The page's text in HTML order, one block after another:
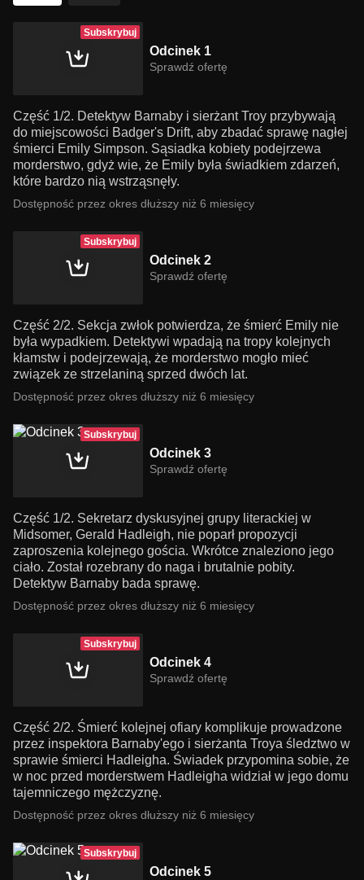
Subskrybuj
Odcinek 1
Sprawdź ofertę
Część 1/2. Detektyw Barnaby i sierżant Troy przybywają
do miejscowości Badger's Drift, aby zbadać sprawę nagłej
śmierci Emily Simpson. Sąsiadka kobiety podejrzewa
morderstwo, gdyż wie, że Emily była świadkiem zdarzeń,
które bardzo nią wstrząsnęły.
Dostępność przez okres dłuższy niż 6 miesięcy
Subskrybuj
Odcinek 2
Sprawdź ofertę
Część 2/2. Sekcja zwłok potwierdza, że śmierć Emily nie
była wypadkiem. Detektywi wpadają na tropy kolejnych
kłamstw i podejrzewają, że morderstwo mogło mieć
związek ze strzelaniną sprzed dwóch lat.
Dostępność przez okres dłuższy niż 6 miesięcy
Subskrybuj
Odcinek 3
Sprawdź ofertę
Część 1/2. Sekretarz dyskusyjnej grupy literackiej w
Midsomer, Gerald Hadleigh, nie poparł propozycji
zaproszenia kolejnego gościa. Wkrótce znaleziono jego
ciało. Został rozebrany do naga i brutalnie pobity.
Detektyw Barnaby bada sprawę.
Dostępność przez okres dłuższy niż 6 miesięcy
Subskrybuj
Odcinek 4
Sprawdź ofertę
Część 2/2. Śmierć kolejnej ofiary komplikuje prowadzone
przez inspektora Barnaby'ego i sierżanta Troya śledztwo w
sprawie śmierci Hadleigha. Świadek przypomina sobie, że
w noc przed morderstwem Hadleigha widział w jego domu
tajemniczego mężczyznę.
Dostępność przez okres dłuższy niż 6 miesięcy
Subskrybuj
Odcinek 5